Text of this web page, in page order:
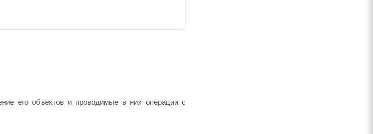
его объектов и проводимые в них операции с